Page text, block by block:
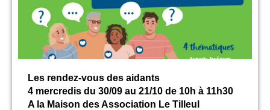
Les rendez-vous des aidants
4 mercredis du 30/09 au 21/10 de 10h à 11h30
A la Maison des Association Le Tilleul